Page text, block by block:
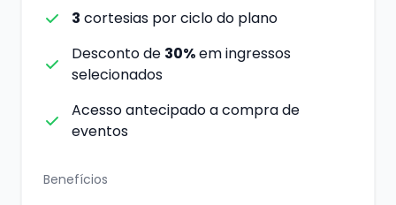
3 cortesias por ciclo do plano
Desconto de 30%em ingressos
selecionados
Acesso antecipado a compra de
eventos
Benefícios